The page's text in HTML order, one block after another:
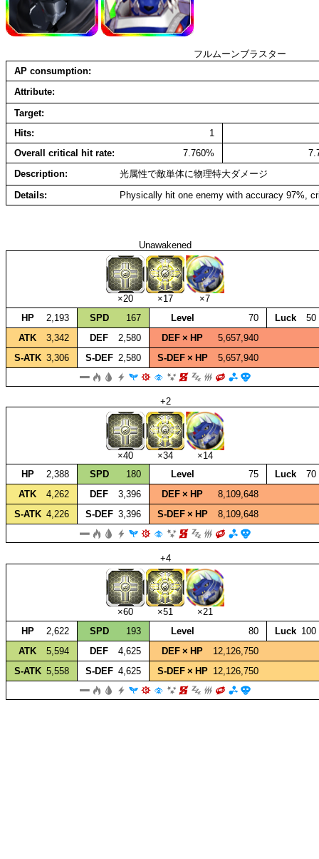
フルムーンブラスター
AP consumption
Attribute
Target
Hits
1
Overall critical hit rate
7.760%
Description
光属性で敵単体に物理特大ダメージ
Details
Physically hit one enemy with accuracy 97%,
Unawakened
×20 ×17
×7
HP
2,193 SPD 167 Level 70 Luck
50
ATK
3,342 DEF 2,580 DEF × HP
5,657,940
S‑ATK 3,306 S‑DEF 2,580 S‑DEF × HP 5,657,940
+2
×40 ×34
×14
HP
2,388 SPD 180 Level 75 Luck
70
ATK
4,262 DEF 3,396 DEF × HP
8,109,648
S‑ATK 4,226 S‑DEF 3,396 S‑DEF × HP 8,109,648
+4
×60 ×51
×21
HP
2,622 SPD 193 Level 80 Luck 100
ATK
5,594 DEF 4,625 DEF × HP
12,126,750
S‑ATK 5,558 S‑DEF 4,625 S‑DEF × HP 12,126,750